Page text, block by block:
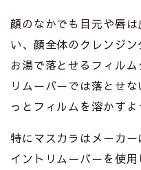
顔のなかでも目元や唇
い、顔全体のクレンジン
お湯で落とせるフィル
リムーバーでは落とせ
っとフィルムを溶かすよ
特にマスカラはメーカ
イントリムーバーを使